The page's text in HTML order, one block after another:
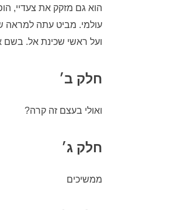
הוא גם מזקק את צעדיי,
עולמי. מביט עתה למראה
ועל ראשי שכינת אל. בשם
חלק ב׳
ואולי בעצם זה קרה?
חלק ג׳
ממשיכים